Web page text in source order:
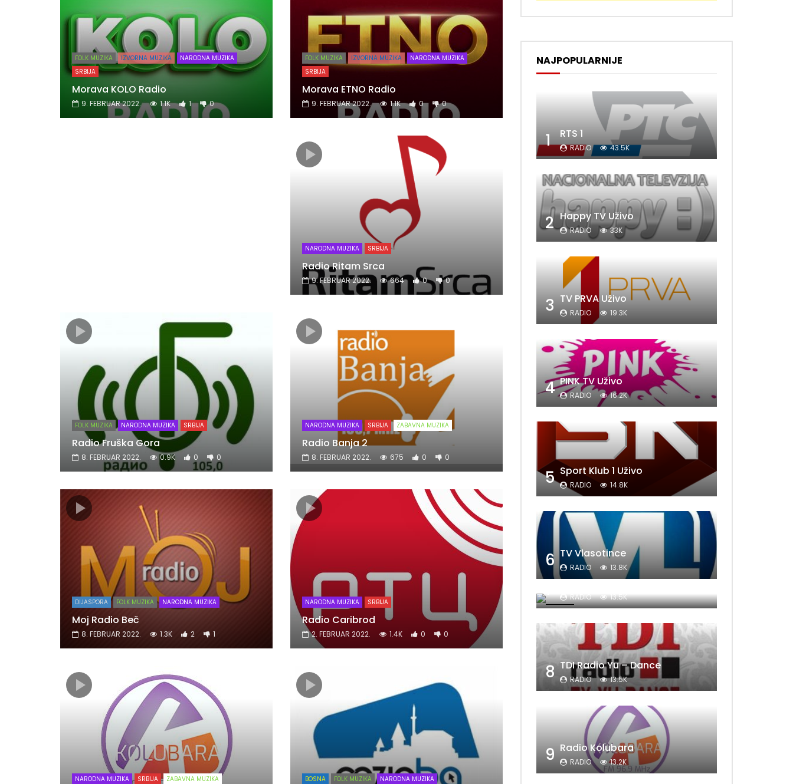
FOLK MUZIKA IZVORNA MUZIKA
NARODNA MUZIKA
SRBIJA
Morava KOLO Radio
9. FEBRUAR 2022. 1.1K 1 0
FOLK MUZIKA IZVORNA MUZIKA
NARODNA MUZIKA
SRBIJA
Morava ETNO Radio
9. FEBRUAR 2022. 1.1K 0 0
NARODNA MUZIKA SRBIJA
Radio Ritam Srca
9. FEBRUAR 2022. 664 0 0
FOLK MUZIKA NARODNA MUZIKA SRBIJA
Radio Fruška Gora
8. FEBRUAR 2022. 0.9K 0 0
NARODNA MUZIKA SRBIJA ZABAVNA MUZIKA
Radio Banja 2
8. FEBRUAR 2022. 675 0 0
DIJASPORA FOLK MUZIKA NARODNA MUZIKA
Moj Radio Beč
8. FEBRUAR 2022. 1.3K 2 1
NARODNA MUZIKA SRBIJA
Radio Caribrod
2. FEBRUAR 2022. 1.4K 0 0
NARODNA MUZIKA SRBIJA ZABAVNA MUZIKA BOSNA FOLK MUZIKA NARODNA MUZIKA
NAJPOPULARNIJE
1 RTS 1
RADIO 43.5K
2 Happy TV Uživo
RADIO 33K
3 TV PRVA Uživo
RADIO 19.3K
4 PINK TV Uživo
RADIO 16.2K
5 Sport Klub 1 Uživo
RADIO 14.8K
6 TV Vlasotince
RADIO 13.8K
7 Sat Televizija
RADIO 13.5K
8 TDI Radio Yu – Dance
RADIO 13.5K
9 Radio Kolubara
RADIO 13.2K